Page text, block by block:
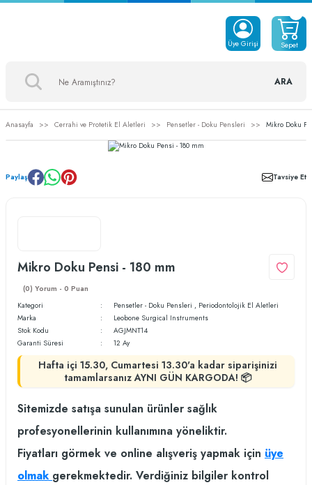
ARA
Üye Girişi Sepet
Anasayfa Cerrahi ve Protetik El Aletleri Pensetler - Doku Pensleri Mikro Doku
Paylaş Tavsiye Et
Mikro Doku Pensi - 180 mm
(0) Yorum - 0 Puan
Kategori
Pensetler - Doku Pensleri , Periodontolojik El Aletleri
Marka
Leobone Surgical Instruments
Stok Kodu
AGJMNT14
Garanti Süresi
12 Ay
Hafta içi 15.30, Cumartesi 13.30'a kadar siparişinizi
tamamlarsanız AYNI GÜN KARGODA! 📦
Sitemizde satışa sunulan ürünler sağlık
profesyonellerinin kullanımına yöneliktir.
Fiyatları görmek ve online alışveriş yapmak için üye
olmak gerekmektedir. Verdiğiniz bilgiler kontrol